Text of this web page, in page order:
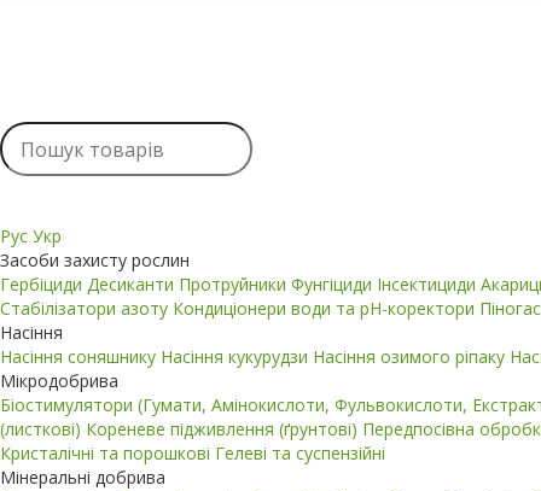
Рус Укр
Засоби захисту рослин
Гербіциди Десиканти Протруйники Фунгіциди Інсектициди
Стабілізатори азоту Кондиціонери води та pH-коректори
Насіння
Насіння соняшнику Насіння кукурудзи Насіння озимого ріпаку
Мікродобрива
Біостимулятори (Гумати, Амінокислоти, Фульвокислоти,
(листкові) Кореневе підживлення (ґрунтові) Передпосівна
Кристалічні та порошкові Гелеві та суспензійні
Мінеральні добрива